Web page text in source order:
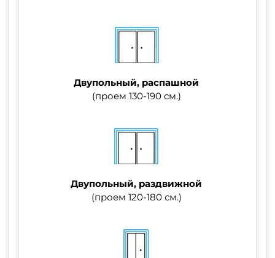
Двупольный, распашной
(проем 130-190 см.)
Двупольный, раздвижной
(проем 120-180 см.)